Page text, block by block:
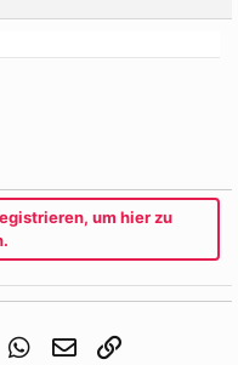
um hier zu
Tumblr WhatsApp
E-Mail